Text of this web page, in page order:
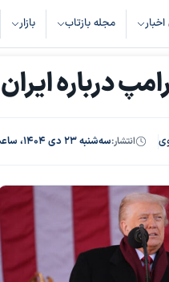
مجله بازتاب بازار
درباره
انتشار:سه‌شنبه ۲۳ دی ۱۴۰۴، ساعت ۱۹:۴۲